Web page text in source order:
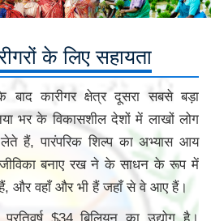
के लिए सहायता
बाद कारीगर क्षेत्र दूसरा सबसे बड़ा
भर के विकासशील देशों में लाखों लोग
लेते हैं, पारंपरिक शिल्प का अभ्यास आय
बनाए रख ने के साधन के रूप में
और वहाँ और भी हैं जहाँ से वे आए हैं।
प्रतिवर्ष $34 बिलियन का उद्योग है।